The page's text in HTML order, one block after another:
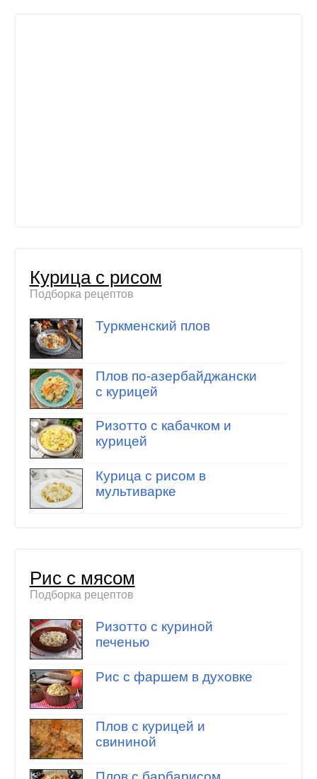
Курица с рисом
Подборка рецептов
Туркменский плов
Плов по-азербайджански
с курицей
Ризотто с кабачком и
курицей
Курица с рисом в
мультиварке
Рис с мясом
Подборка рецептов
Ризотто с куриной
печенью
Рис с фаршем в духовке
Плов с курицей и
свининой